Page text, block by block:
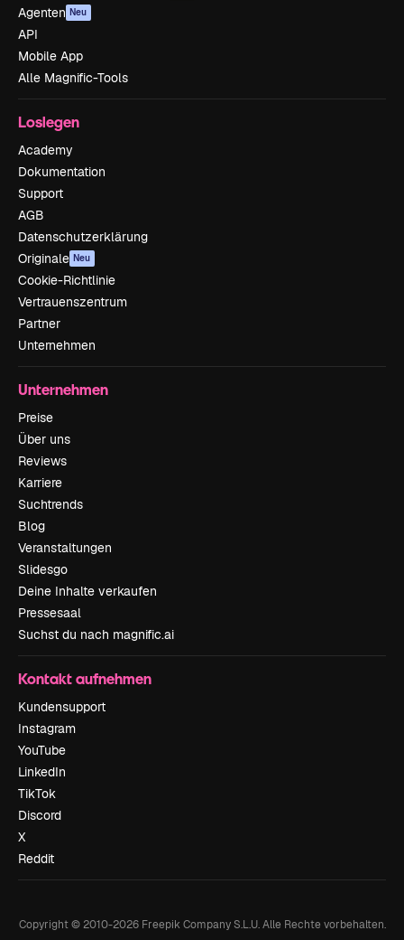
Agenten Neu
API
Mobile App
Alle Magnific-Tools
Loslegen
Academy
Dokumentation
Support
AGB
Datenschutzerklärung
Originale Neu
Cookie-Richtlinie
Vertrauenszentrum
Partner
Unternehmen
Unternehmen
Preise
Über uns
Reviews
Karriere
Suchtrends
Blog
Veranstaltungen
Slidesgo
Deine Inhalte verkaufen
Pressesaal
Suchst du nach magnific.ai
Kontakt aufnehmen
Kundensupport
Instagram
YouTube
LinkedIn
TikTok
Discord
X
Reddit
Copyright © 2010-2026Freepik Company S.L.U. Alle Rechte vorbehalten.